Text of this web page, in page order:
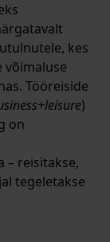
kes
võimaluse
Tööreiside
)
on
– reisitakse,
tegeletakse